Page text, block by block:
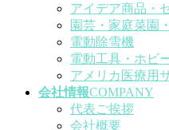
アイデア商品・
園芸・家庭菜園
電動除雪機
電動工具・ホビ
アメリカ医療用
会社情報COMPANY
代表ご挨拶
会社概要